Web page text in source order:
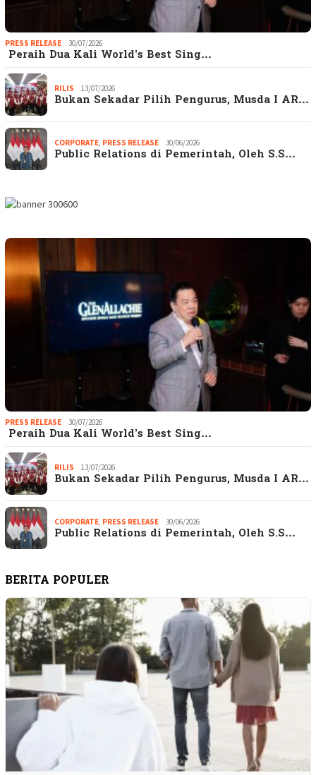
PRESS RELEASE 30/07/2026
Peraih Dua Kali World’s Best Sing…
RILIS 13/07/2026
Bukan Sekadar Pilih Pengurus, Musda I AR…
CORPORATE, PRESS RELEASE 30/06/2026
Public Relations di Pemerintah, Oleh S.S…
PRESS RELEASE 30/07/2026
Peraih Dua Kali World’s Best Sing…
RILIS 13/07/2026
Bukan Sekadar Pilih Pengurus, Musda I AR…
CORPORATE, PRESS RELEASE 30/06/2026
Public Relations di Pemerintah, Oleh S.S…
BERITA POPULER